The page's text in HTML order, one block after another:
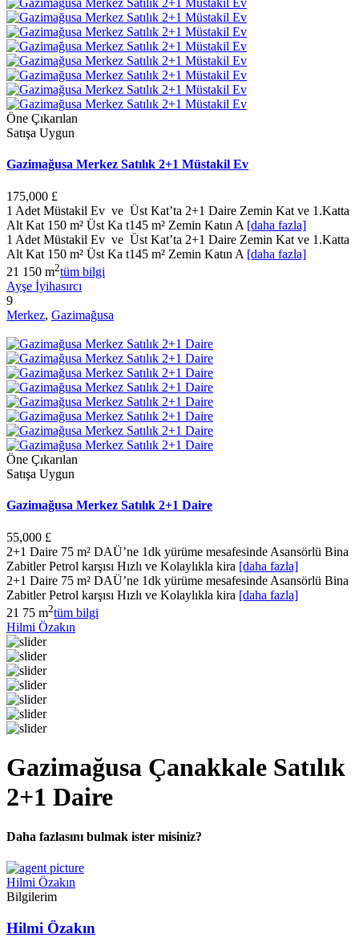
Öne Çıkarılan
Satışa Uygun
Gazimağusa Merkez Satılık 2+1 Müstakil Ev
175,000 £
1 Adet Müstakil Ev ve Üst Kat’ta 2+1 Daire Zemin Kat ve 1.Katta
Alt Kat 150 m² Üst Ka t145 m² Zemin Katın A [daha fazla]
1 Adet Müstakil Ev ve Üst Kat’ta 2+1 Daire Zemin Kat ve 1.Katta
Alt Kat 150 m² Üst Ka t145 m² Zemin Katın A [daha fazla]
21 150 m2tüm bilgi
Ayşe İyihasırcı
9
Merkez, Gazimağusa
Öne Çıkarılan
Satışa Uygun
Gazimağusa Merkez Satılık 2+1 Daire
55,000 £
2+1 Daire 75 m² DAÜ’ne 1dk yürüme mesafesinde Asansörlü Bina
Zabitler Petrol karşısı Hızlı ve Kolaylıkla kira [daha fazla]
2+1 Daire 75 m² DAÜ’ne 1dk yürüme mesafesinde Asansörlü Bina
Zabitler Petrol karşısı Hızlı ve Kolaylıkla kira [daha fazla]
21 75 m2tüm bilgi
Hilmi Özakın
Gazimağusa Çanakkale Satılık
2+1 Daire
Daha fazlasını bulmak ister misiniz?
Hilmi Özakın
Bilgilerim
Hilmi Özakın